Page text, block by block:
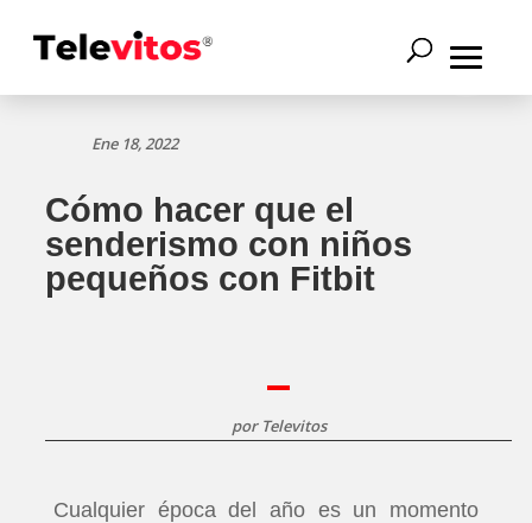
Ene 18, 2022
Cómo hacer que el
senderismo con niños
pequeños con Fitbit
por Televitos
Cualquier época del año es un momento